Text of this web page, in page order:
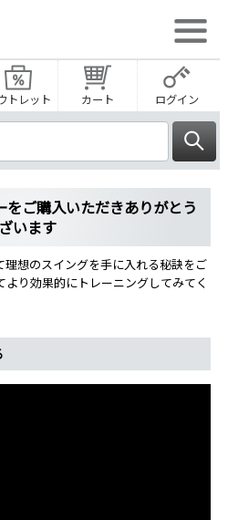
トレット カート ログイン
ご購入いただきありがとう
います
想のスイングを手に入れる秘訣をご
り効果的にトレーニングしてみてく